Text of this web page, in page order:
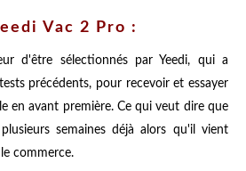
Vac 2 Pro :
d'être sélectionnés par Yeedi, qui a
précédents, pour recevoir et essayer
en avant première. Ce qui veut dire que
semaines déjà alors qu'il vient
commerce.